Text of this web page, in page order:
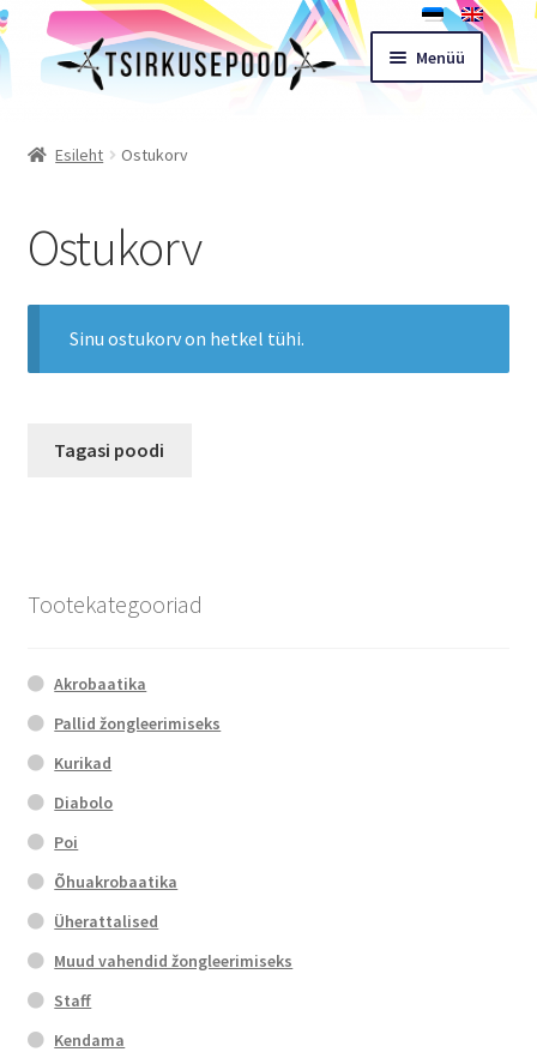
Liigu
navigeerimisele
Liigu
sisu
Menüü
Ostukorv
Müügitingimused
menu
Kontakt
Esileht Ostukorv
Ostukorv
Sinu ostukorv on hetkel tühi.
Tagasi poodi
Tootekategooriad
Akrobaatika
Pallid žongleerimiseks
Kurikad
Diabolo
Poi
Õhuakrobaatika
Üherattalised
Muud vahendid žongleerimiseks
Staff
Kendama